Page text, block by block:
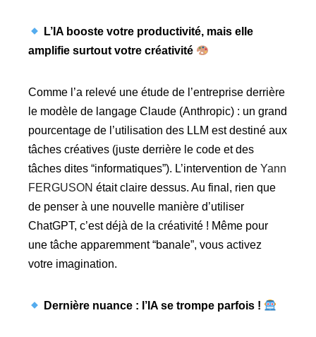
L’IA booste votre productivité, mais elle
amplifie surtout votre créativité
Comme l’a relevé une étude de l’entreprise derrière
le modèle de langage Claude (Anthropic) : un grand
pourcentage de l’utilisation des LLM est destiné aux
tâches créatives (juste derrière le code et des
tâches dites “informatiques”). L’intervention de Yann
FERGUSON était claire dessus. Au final, rien que
de penser à une nouvelle manière d’utiliser
ChatGPT, c’est déjà de la créativité ! Même pour
une tâche apparemment “banale”, vous activez
votre imagination.
Dernière nuance : l’IA se trompe parfois !